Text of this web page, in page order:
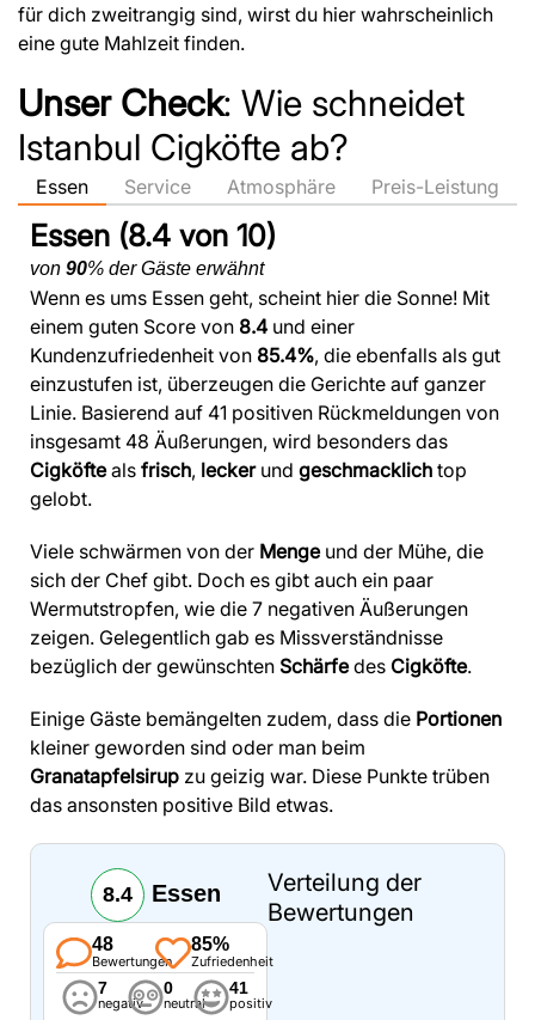
für dich zweitrangig sind, wirst du hier wahrscheinlich
eine gute Mahlzeit finden.
Unser Check: Wie schneidet
Istanbul Cigköfte ab?
Essen Service Atmosphäre Preis-Leistung
Essen (8.4 von 10)
von 90% der Gäste erwähnt
Wenn es ums Essen geht, scheint hier die Sonne! Mit
einem guten Score von 8.4 und einer
Kundenzufriedenheit von 85.4%, die ebenfalls als gut
einzustufen ist, überzeugen die Gerichte auf ganzer
Linie. Basierend auf 41 positiven Rückmeldungen von
insgesamt 48 Äußerungen, wird besonders das
Cigköfteals frisch, leckerund geschmacklich top
gelobt.
Viele schwärmen von der Mengeund der Mühe, die
sich der Chef gibt. Doch es gibt auch ein paar
Wermutstropfen, wie die 7 negativen Äußerungen
zeigen. Gelegentlich gab es Missverständnisse
bezüglich der gewünschten Schärfedes Cigköfte.
Einige Gäste bemängelten zudem, dass die Portionen
kleiner geworden sind oder man beim
Granatapfelsirup zu geizig war. Diese Punkte trüben
das ansonsten positive Bild etwas.
8.4 Essen
48
Bewertungen
85%
Zufriedenheit
7
negativ
0
neutral
41
positiv
Verteilung der
Bewertungen